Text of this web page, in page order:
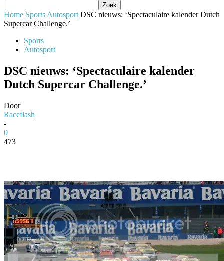
Home Sports Autosport DSC nieuws: ‘Spectaculaire kalender Dutch
Supercar Challenge.’
Sports
Autosport
DSC nieuws: ‘Spectaculaire kalender
Dutch Supercar Challenge.’
Door
Raceflash
-
0
473